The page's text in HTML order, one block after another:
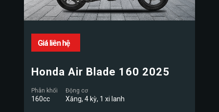
Giá liên hệ
Honda Air Blade 160 2025
Phân khối
160cc
Động cơ
Xăng, 4 kỳ, 1 xi lanh